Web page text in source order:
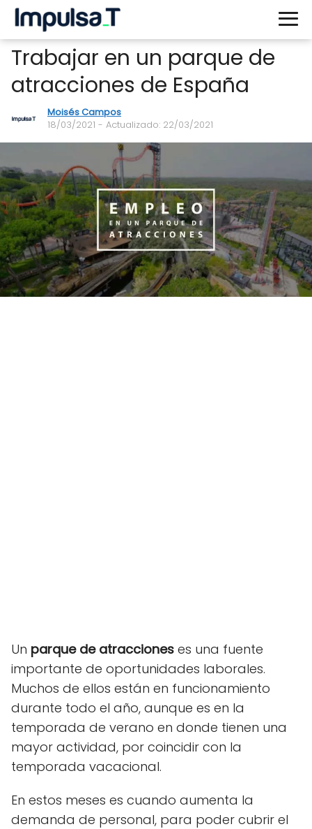
Trabajar en un parque de
atracciones de España
Moisés Campos
18/03/2021 - Actualizado: 22/03/2021
Un parque de atracciones es una fuente
importante de oportunidades laborales.
Muchos de ellos están en funcionamiento
durante todo el año, aunque es en la
temporada de verano en donde tienen una
mayor actividad, por coincidir con la
temporada vacacional.
En estos meses es cuando aumenta la
demanda de personal, para poder cubrir el